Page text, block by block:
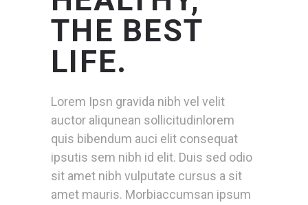
THE BEST
LIFE.
Lorem Ipsn gravida nibh vel velit
auctor aliqunean sollicitudinlorem
quis bibendum auci elit consequat
ipsutis sem nibh id elit. Duis sed odio
sit amet nibh vulputate cursus a sit
amet mauris. Morbiaccumsan ipsum